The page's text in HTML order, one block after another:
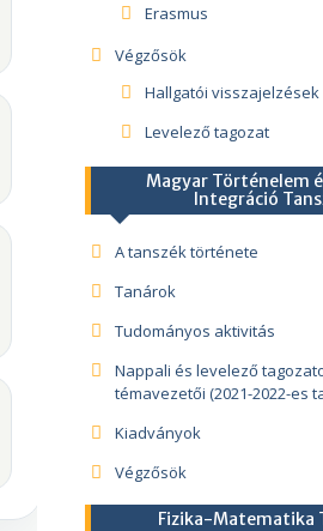
Erasmus
Végzősök
Hallgatói visszajelzések
Levelező tagozat
Magyar Történelem
Integráció
A tanszék története
Tanárok
Tudományos aktivitás
Nappali és levelező
témavezetői (2021-2022-es
Kiadványok
Végzősök
Fizika-Matematika